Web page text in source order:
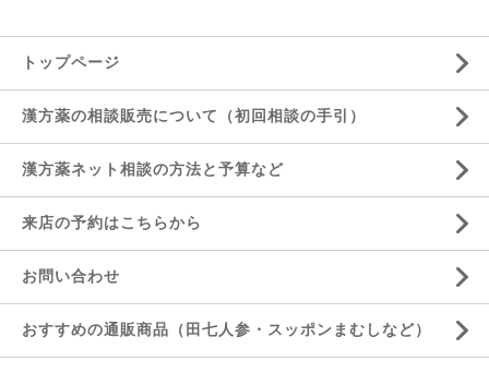
トップページ
漢方薬の相談販売について（初回相談の手引）
漢方薬ネット相談の方法と予算など
来店の予約はこちらから
お問い合わせ
おすすめの通販商品（田七人参・スッポンまむしなど）